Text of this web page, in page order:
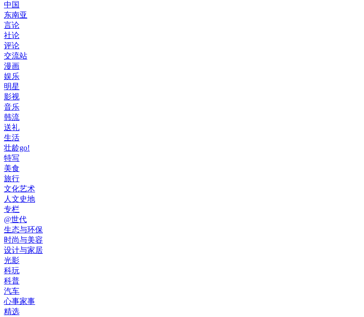
中国
东南亚
言论
社论
评论
交流站
漫画
娱乐
明星
影视
音乐
韩流
送礼
生活
壮龄go!
特写
美食
旅行
文化艺术
人文史地
专栏
@世代
生态与环保
时尚与美容
设计与家居
光影
科玩
科普
汽车
心事家事
精选